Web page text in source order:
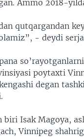
Ammo 2018-
qutqargandan
- deydi
poytaxti
degan
biri Isak Magoya,
Vinnipeg